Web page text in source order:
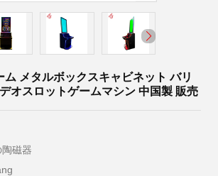
ム メタルボックスキャビネット バリ
オスロットゲームマシン 中国製 販売
磁器